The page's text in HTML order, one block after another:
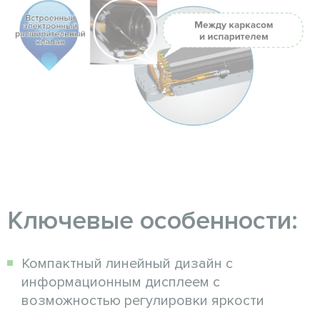
Ключевые особенности:
Компактный линейный дизайн с
информационным дисплеем с
возможностью регулировки яркости